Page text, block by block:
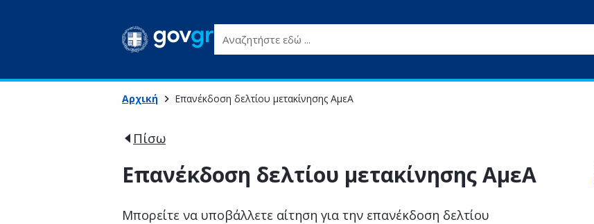
Αναζητήστε εδώ ...
Αρχική Επανέκδοση δελτίου μετακίνησης ΑμεΑ
Πίσω
Επανέκδοση δελτίου μετακίνησης ΑμεΑ
Μπορείτε να υποβάλλετε αίτηση για την επανέκδοση δελτίου